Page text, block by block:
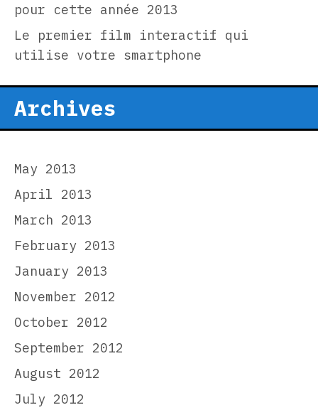
pour cette année 2013
Le premier film interactif qui
utilise votre smartphone
Archives
May 2013
April 2013
March 2013
February 2013
January 2013
November 2012
October 2012
September 2012
August 2012
July 2012